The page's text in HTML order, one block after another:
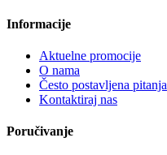
Informacije
Aktuelne promocije
O nama
Često postavljena pitanja
Kontaktiraj nas
Poručivanje